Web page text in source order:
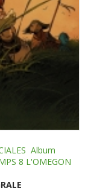
Album
8 L'OMEGON